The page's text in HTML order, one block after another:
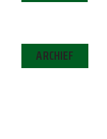
ARCHIEF